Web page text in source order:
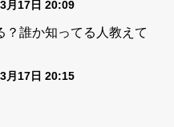
月17日 20:09
？誰か知ってる人教えて
月17日 20:15